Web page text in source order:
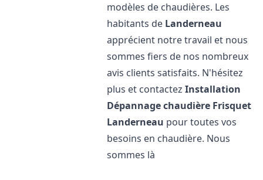
modèles de chaudières. Les
habitants de Landerneau
apprécient notre travail et nous
sommes fiers de nos nombreux
avis clients satisfaits. N'hésitez
plus et contactezInstallation
Dépannage chaudière Frisquet
Landerneau pour toutes vos
besoins en chaudière. Nous
sommes là